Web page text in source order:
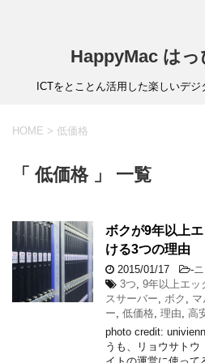
HappyMac はっ
ICTをとことん活用した楽しいデジ
HOME > 低価格
「 低価格 」 一覧
ボクが9年以上
ける3つの理由
2015/01/17 -
3つ 9年以上エッ
スサーバー
ボク
ー 低価格 理由 高
photo credit:
うも、リョウサト